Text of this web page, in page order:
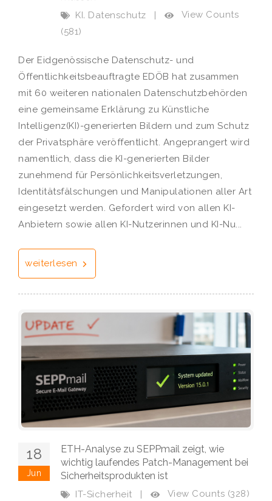
KI, Datenschutz |
View Counts
(581)
Der Eidgenössische Datenschutz- und
Öffentlichkeitsbeauftragte EDÖB hat zusammen
mit 60 weiteren nationalen Datenschutzbehörden
eine gemeinsame Erklärung zu Künstliche
Intelligenz(KI)-generierten Bildern und zum Schutz
der Privatsphäre veröffentlicht. Angeprangert wird
namentlich, dass die KI-generierten Bilder
zunehmend für Persönlichkeitsverletzungen,
Identitätsfälschungen und Manipulationen aller Art
eingesetzt werden. Gefordert wird von allen KI-
Anbietern sowie allen KI-Nutzerinnen und KI-Nu...
weiterlesen
18
Jun
ETH-Analyse zu SEPPmail zeigt, wie
wichtig laufendes Patch-Management bei
Sicherheitsprodukten ist
IT-Sicherheit | View Counts (328)